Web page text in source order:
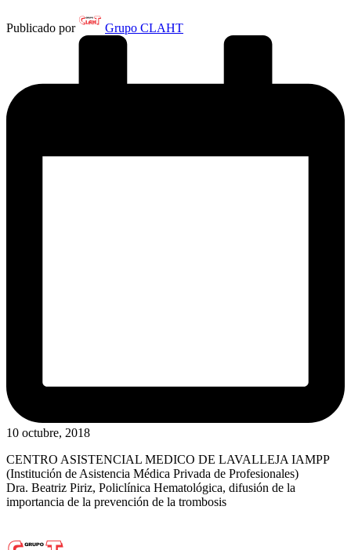
Publicado por Grupo CLAHT
10 octubre, 2018
CENTRO ASISTENCIAL MEDICO DE LAVALLEJA IAMPP
(Institución de Asistencia Médica Privada de Profesionales)
Dra. Beatriz Piriz, Policlínica Hematológica, difusión de la
importancia de la prevención de la trombosis